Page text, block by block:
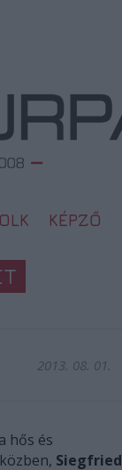
KÉPZŐ
2013. 08. 01.
hős és
Siegfried